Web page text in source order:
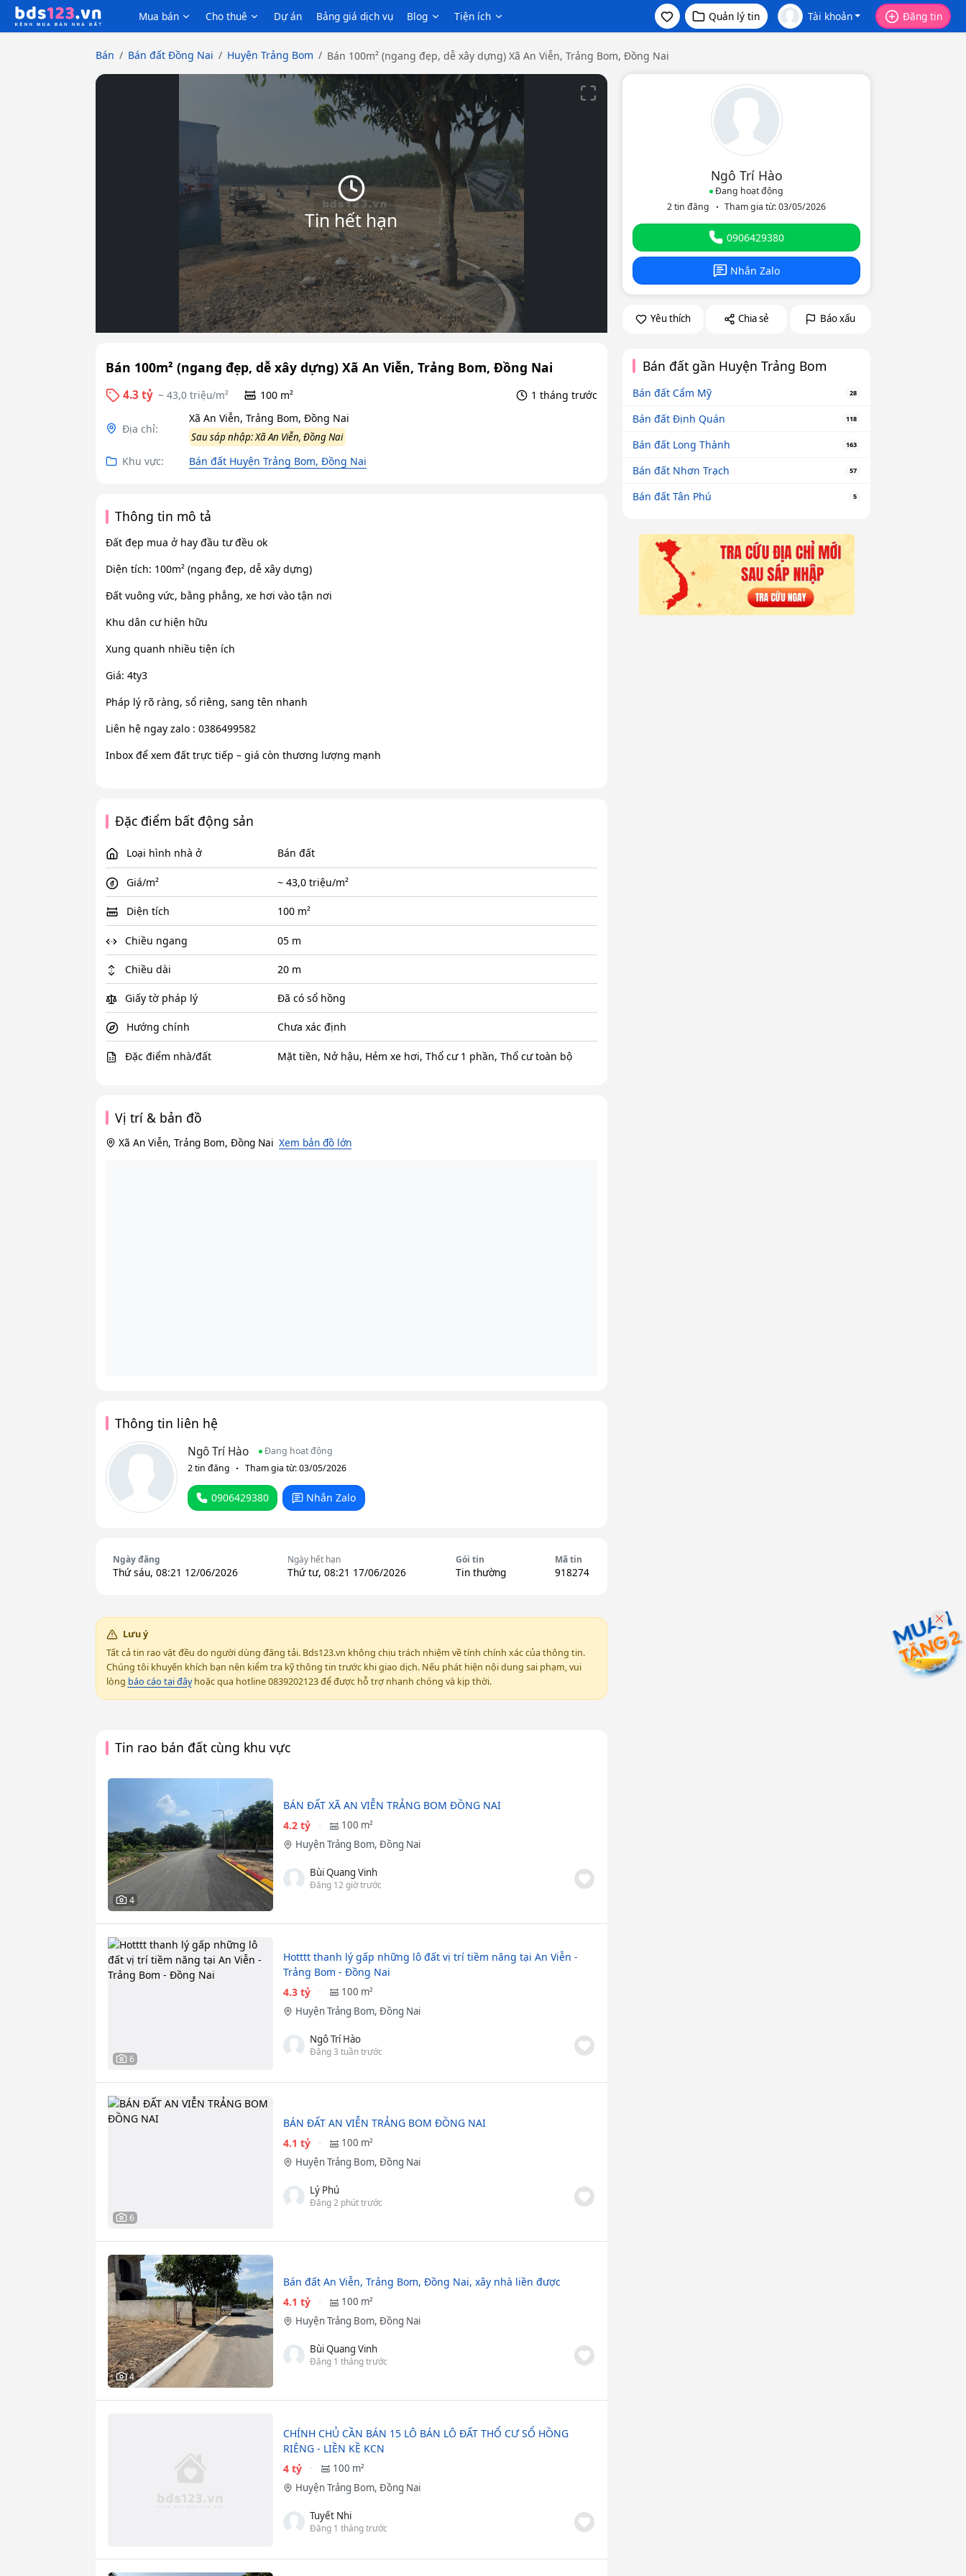
Mua bán Cho thuê Dự án Bảng giá dịch vụ Blog Tiện ích Quản lý tin Tài khoản Đăng tin
Bán Bán đất Đồng Nai Huyện Trảng Bom Bán 100m² (ngang đẹp, dễ xây dựng) Xã An Viễn, Trảng Bom, Đồng Nai
Tin hết hạn
Bán 100m² (ngang đẹp, dễ xây dựng) Xã An Viễn, Trảng Bom, Đồng Nai
4.3 tỷ ~ 43,0 triệu/m² 100 m² 1 tháng trước
Địa chỉ:
Xã An Viễn, Trảng Bom, Đồng Nai
Sau sáp nhập: Xã An Viễn, Đồng Nai
Khu vực: Bán đất Huyện Trảng Bom, Đồng Nai
Thông tin mô tả
Đất đẹp mua ở hay đầu tư đều ok
Diện tích: 100m² (ngang đẹp, dễ xây dựng)
Đất vuông vức, bằng phẳng, xe hơi vào tận nơi
Khu dân cư hiện hữu
Xung quanh nhiều tiện ích
Giá: 4ty3
Pháp lý rõ ràng, sổ riêng, sang tên nhanh
Liên hệ ngay zalo : 0386499582
Inbox để xem đất trực tiếp – giá còn thương lượng mạnh
Đặc điểm bất động sản
Loại hình nhà ở Bán đất
Giá/m² ~ 43,0 triệu/m²
Diện tích 100 m²
Chiều ngang 05 m
Chiều dài 20 m
Giấy tờ pháp lý Đã có sổ hồng
Hướng chính Chưa xác định
Đặc điểm nhà/đất Mặt tiền, Nở hậu, Hẻm xe hơi, Thổ cư 1 phần, Thổ cư toàn bộ
Vị trí & bản đồ
Xã An Viễn, Trảng Bom, Đồng Nai Xem bản đồ lớn
Thông tin liên hệ
Ngô Trí Hào
Đang hoạt động
2 tin đăng
Tham gia từ: 03/05/2026
0906429380 Nhắn Zalo
Ngày đăng
Thứ sáu, 08:21 12/06/2026
Ngày hết hạn
Thứ tư, 08:21 17/06/2026
Gói tin
Tin thường
Mã tin
918274
Lưu ý
Tất cả tin rao vặt đều do người dùng đăng tải. Bds123.vn không chịu trách nhiệm về tính chính xác của thông tin.
Chúng tôi khuyến khích bạn nên kiểm tra kỹ thông tin trước khi giao dịch. Nếu phát hiện nội dung sai phạm, vui
lòng báo cáo tại đâyhoặc qua hotline 0839202123 để được hỗ trợ nhanh chóng và kịp thời.
Tin rao bán đất cùng khu vực
4
BÁN ĐẤT XÃ AN VIỄN TRẢNG BOM ĐỒNG NAI
4.2 tỷ
100 m²
Huyện Trảng Bom, Đồng Nai
Bùi Quang Vinh
Đăng 12 giờ trước
6
Hotttt thanh lý gấp những lô đất vị trí tiềm năng tại An Viễn -
Trảng Bom - Đồng Nai
4.3 tỷ
100 m²
Huyện Trảng Bom, Đồng Nai
Ngô Trí Hào
Đăng 3 tuần trước
6
BÁN ĐẤT AN VIỄN TRẢNG BOM ĐỒNG NAI
4.1 tỷ
100 m²
Huyện Trảng Bom, Đồng Nai
Lý Phú
Đăng 2 phút trước
4
Bán đất An Viễn, Trảng Bom, Đồng Nai, xây nhà liền được
4.1 tỷ
100 m²
Huyện Trảng Bom, Đồng Nai
Bùi Quang Vinh
Đăng 1 tháng trước
CHÍNH CHỦ CẦN BÁN 15 LÔ BÁN LÔ ĐẤT THỔ CƯ SỔ HỒNG
RIÊNG - LIỀN KỀ KCN
4 tỷ
100 m²
Huyện Trảng Bom, Đồng Nai
Tuyết Nhi
Đăng 1 tháng trước
Ngô Trí Hào
Đang hoạt động
2 tin đăng
Tham gia từ: 03/05/2026
0906429380
Nhắn Zalo
Yêu thích Chia sẻ Báo xấu
Bán đất gần Huyện Trảng Bom
Bán đất Cẩm Mỹ 28
Bán đất Định Quán 118
Bán đất Long Thành 163
Bán đất Nhơn Trạch 57
Bán đất Tân Phú 5